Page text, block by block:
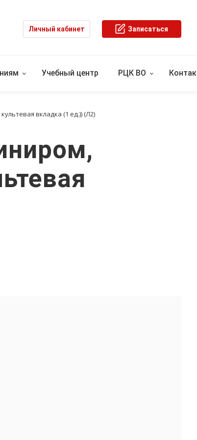
Личный кабинет Записаться
Учебный центр РЦК ВО
вкладка (1 ед.)) (Л2)